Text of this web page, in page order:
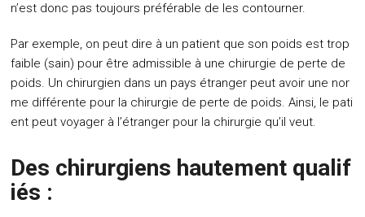
n’est donc pas toujours préférable de les contourner.
Par exemple, on peut dire à un patient que son poids est trop
faible (sain) pour être admissible à une chirurgie de perte de
poids. Un chirurgien dans un pays étranger peut avoir une nor
me différente pour la chirurgie de perte de poids. Ainsi, le pati
ent peut voyager à l’étranger pour la chirurgie qu’il veut.
Des chirurgiens hautement qualif
iés :